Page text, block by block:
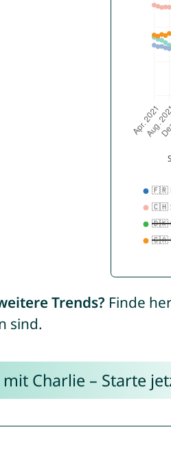
Trends? Finde
sind.
Charlie – Starte